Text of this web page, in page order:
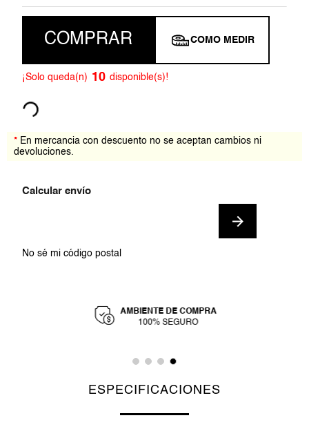
COMPRAR COMO MEDIR
¡Solo queda(n) 10 disponible(s)!
* En mercancia con descuento no se aceptan cambios ni
devoluciones.
No sé mi código postal
AMBIENTE DE COMPRA
100% SEGURO
ESPECIFICACIONES